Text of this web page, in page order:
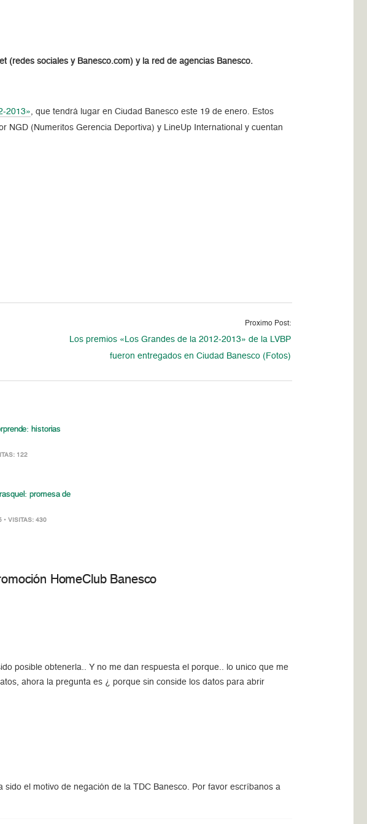
(redes sociales y Banesco.com) y la red de agencias Banesco.
2013» , que tendrá lugar en Ciudad Banesco este 19 de enero. Estos
NGD (Numeritos Gerencia Deportiva) y LineUp International y cuentan
Proximo Post:
Los premios «Los Grandes de la 2012-2013» de la LVBP
fueron entregados en Ciudad Banesco (Fotos)
historias
122
promesa de
• VISITAS: 430
HomeClub Banesco
posible obtenerla.. Y no me dan respuesta el porque.. lo unico que me
ahora la pregunta es ¿ porque sin conside los datos para abrir
el motivo de negación de la TDC Banesco. Por favor escríbanos a